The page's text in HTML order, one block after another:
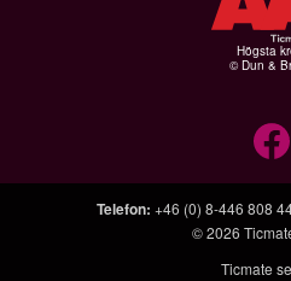
Högsta
© Dun &
Telefon: +46 (0) 8-446 808
© 2026
Ticmate